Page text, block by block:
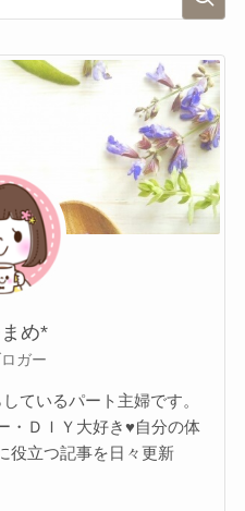
め*
ガー
ているパート主婦です。
・ＤＩＹ大好き♥自分の体
役立つ記事を日々更新